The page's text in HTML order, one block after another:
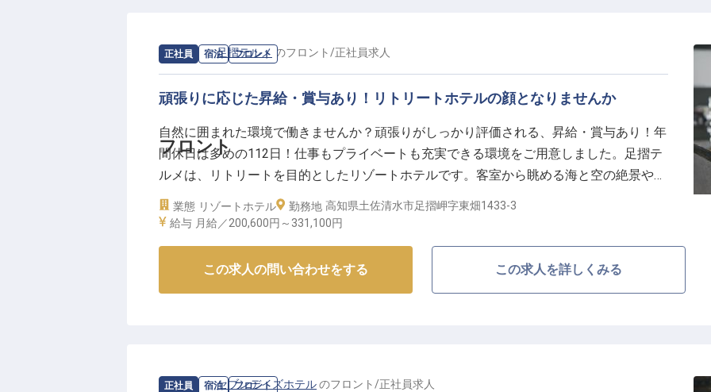
正社員 宿泊 フロント
フロント
求人情報：足摺テルメ のフロント /正社員求人
頑張りに応じた昇給・賞与あり！リトリートホテルの顔となりませんか
自然に囲まれた環境で働きませんか？頑張りがしっかり評価される、昇給・賞与あり！年
間休日は多めの112日！仕事もプライベートも充実できる環境をご用意しました。足摺テ
ルメは、リトリートを目的としたリゾートホテルです。客室から眺める海と空の絶景や、
館内のさまざまな場所に配置された「自然の肌触り」を感じられるオブジェが非日常の癒
やしを提供しています。穏やかな時間が流れるホテルの顔となりませんか？※この求人は
業態 リゾートホテル 勤務地 高知県土佐清水市足摺岬字東畑1433-3
給与 月給／200,600円～ 331,100円
この求人の問い合わせをする この求人を詳しくみる
正社員 宿泊 フロント
求人情報：セブンデイズホテルのフロント /正社員求人